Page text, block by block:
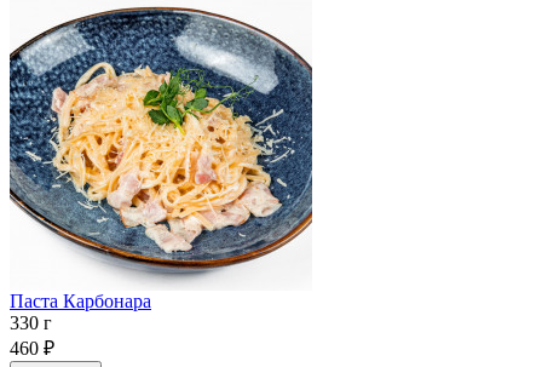
Паста Карбонара
330 г
460 ₽